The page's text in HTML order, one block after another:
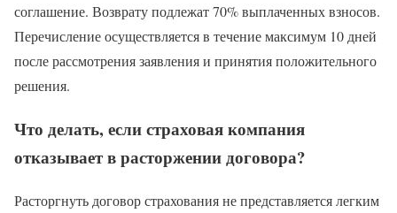
соглашение. Возврату подлежат 70% выплаченных взносов.
Перечисление осуществляется в течение максимум 10 дней
после рассмотрения заявления и принятия положительного
решения.
Что делать, если страховая компания
отказывает в расторжении договора?
Расторгнуть договор страхования не представляется легким